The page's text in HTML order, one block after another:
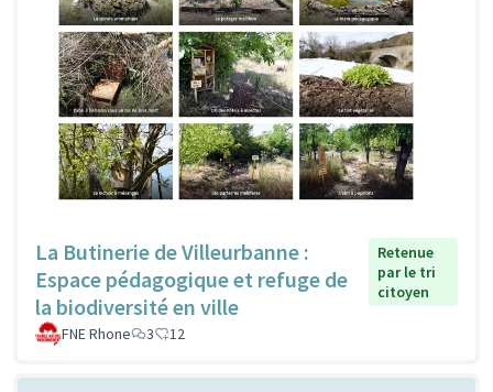
La Butinerie de Villeurbanne :
Espace pédagogique et refuge de
la biodiversité en ville
Retenue
par le tri
citoyen
FNE Rhone 3 12